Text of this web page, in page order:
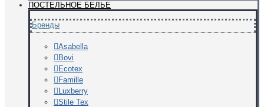
ПОСТЕЛЬНОЕ БЕЛЬЕ
Бренды
Asabella
Bovi
Ecotex
Famille
Luxberry
Stile Tex